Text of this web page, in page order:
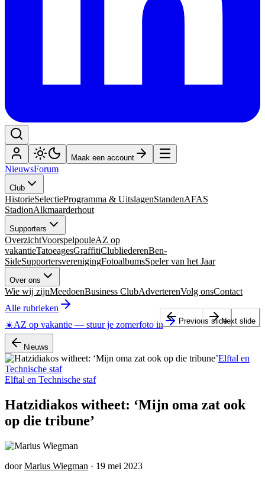
Maak een account
NieuwsForum
Club
HistorieSelectieProgramma & UitslagenStandenAFAS
StadionAlkmaarderhout
Supporters
OverzichtVoorspelpouleAZ op
vakantieTatoeagesGraffitiClubliederenBen-
SideSupportersverenigingFotoalbumsSpeler van het Jaar
Over ons
Wie wij zijnMeedoenBusiness ClubAdverterenVolg onsContact
Alle rubrieken
☀️AZ op vakantie — stuur je zomerfoto in
Nieuws
Elftal en
Technische staf
Elftal en Technische staf
Hatzidiakos witheet: ‘Mijn oma zat ook
op die tribune’
door Marius Wiegman · 19 mei 2023
Previous slideNext slide